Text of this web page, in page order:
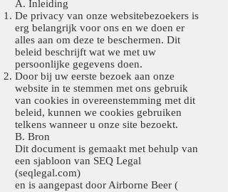
A. Inleiding
De privacy van onze websitebezoekers is
erg belangrijk voor ons en we doen er
alles aan om deze te beschermen. Dit
beleid beschrijft wat we met uw
persoonlijke gegevens doen.
Door bij uw eerste bezoek aan onze
website in te stemmen met ons gebruik
van cookies in overeenstemming met dit
beleid, kunnen we cookies gebruiken
telkens wanneer u onze site bezoekt.
B. Bron
Dit document is gemaakt met behulp van
een sjabloon van SEQ Legal
(seqlegal.com)
en is aangepast door Airborne Beer (